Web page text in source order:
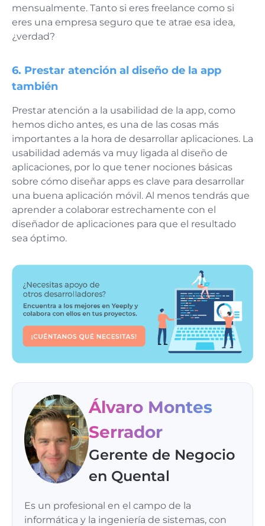
mensualmente. Tanto si eres freelance como si
eres una empresa seguro que te atrae esa idea,
¿verdad?
6. Prestar atención al diseño de la app
también
Prestar atención a la usabilidad de la app, como
hemos dicho antes, es una de las cosas más
importantes a la hora de desarrollar aplicaciones. La
usabilidad además va muy ligada al diseño de
aplicaciones, por lo que tener nociones básicas
sobre cómo diseñar apps es clave para desarrollar
una buena aplicación móvil. Al menos tendrás que
aprender a colaborar estrechamente con el
diseñador de aplicaciones para que el resultado
sea óptimo.
Álvaro Montes
Serrador
Gerente de Negocio
en Quental
Es un profesional en el campo de la
informática y la ingeniería de sistemas, con